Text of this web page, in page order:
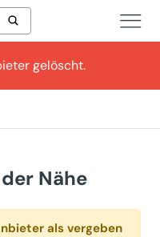
gelöscht.
Nähe
als vergeben